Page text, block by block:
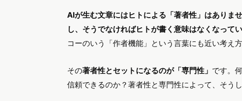
AIが生む文章にはヒトによる「著者性」はありま
し、そうでなければヒトが書く意味はなくなって
コーのいう「作者機能」という言葉にも近い考え方
その著者性とセットになるのが「専門性」 です。
信頼できるのか？著者性と専門性によって、そう